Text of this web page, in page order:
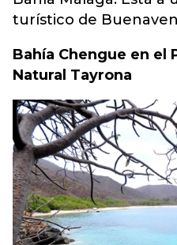
turístico de
Bahía Chengue en el
Natural Tayrona